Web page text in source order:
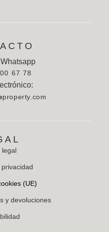
67 78
property.com
legal
(UE)
y devoluciones